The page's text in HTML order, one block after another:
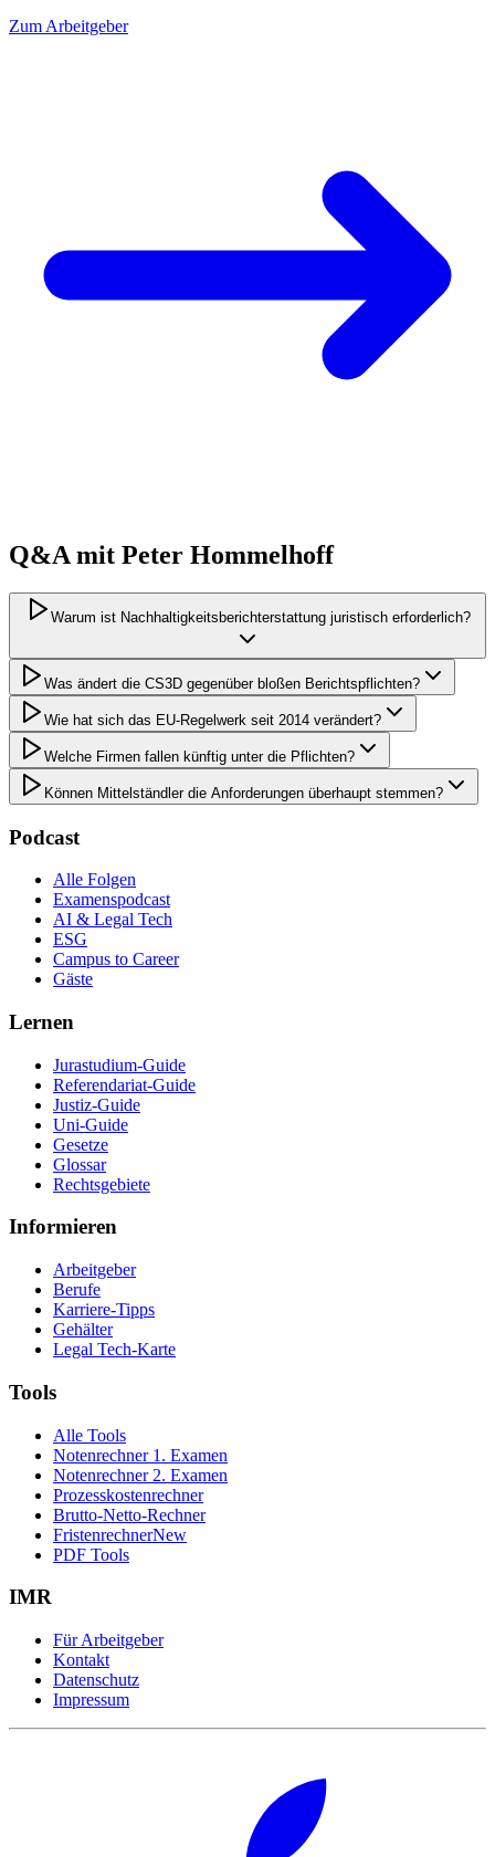
Zum Arbeitgeber
Q&A mit Peter Hommelhoff
Warum ist Nachhaltigkeitsberichterstattung juristisch erforderlich?
Was ändert die CS3D gegenüber bloßen Berichtspflichten?
Wie hat sich das EU-Regelwerk seit 2014 verändert?
Welche Firmen fallen künftig unter die Pflichten?
Können Mittelständler die Anforderungen überhaupt stemmen?
Podcast
Alle Folgen
Examenspodcast
AI & Legal Tech
ESG
Campus to Career
Gäste
Lernen
Jurastudium-Guide
Referendariat-Guide
Justiz-Guide
Uni-Guide
Gesetze
Glossar
Rechtsgebiete
Informieren
Arbeitgeber
Berufe
Karriere-Tipps
Gehälter
Legal Tech-Karte
Tools
Alle Tools
Notenrechner 1. Examen
Notenrechner 2. Examen
Prozesskostenrechner
Brutto-Netto-Rechner
FristenrechnerNew
PDF Tools
IMR
Für Arbeitgeber
Kontakt
Datenschutz
Impressum